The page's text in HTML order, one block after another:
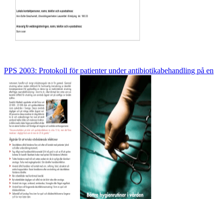
PPS 2003: Protokoll för patienter under antibiotikabehandling på en